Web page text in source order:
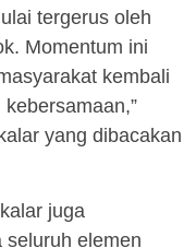
tergerus oleh
Momentum ini
kembali
yang dibacakan
juga
seluruh elemen